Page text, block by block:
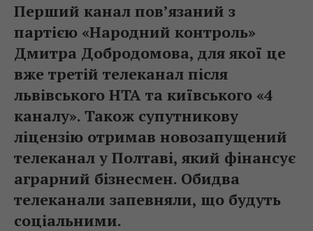
Перший канал пов’язаний з
партією «Народний контроль»
Дмитра Добродомова, для якої це
вже третій телеканал після
львівського НТА та київського «4
каналу». Також супутникову
ліцензію отримав новозапущений
телеканал у Полтаві, який фінансує
аграрний бізнесмен. Обидва
телеканали запевняли, що будуть
соціальними.